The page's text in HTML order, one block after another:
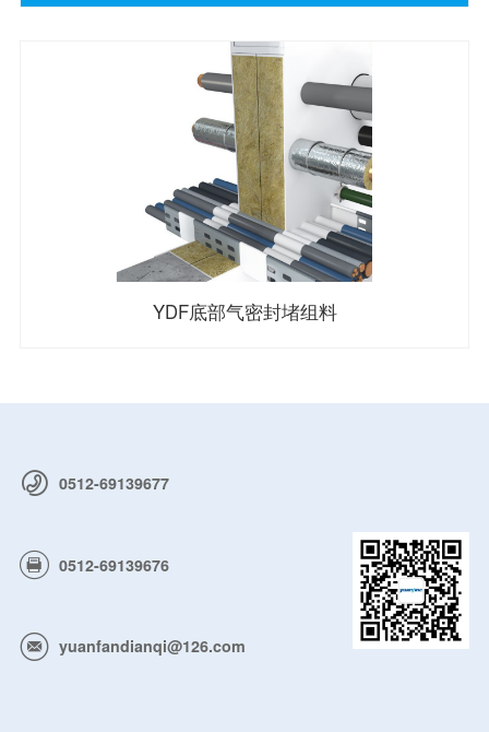
YDF底部气密封堵组料
0512-69139677
0512-69139676
yuanfandianqi@126.com